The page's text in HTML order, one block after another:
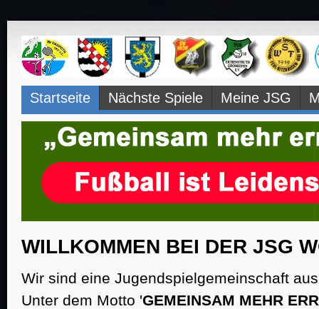
Navigation
überspringen
Startseite Nächste Spiele Meine JSG
WILLKOMMEN BEI DER JSG
Wir sind eine Jugendspielgemeinschaft
Unter dem Motto 'GEMEINSAM MEHR